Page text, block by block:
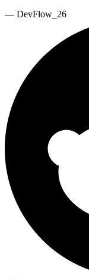
— DevFlow_26